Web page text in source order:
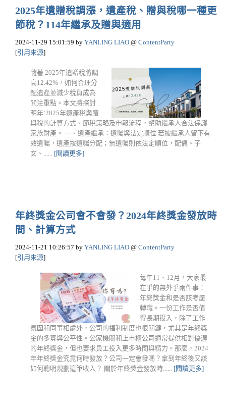
2025年遺贈稅調漲，遺產稅、贈與稅哪一種更
節稅？114年繼承及贈與適用
2024-11-29 15:01:59 by YANLING LIAO @ ContentParty
[引用來源]
隨著 2025年遺贈稅將調
高12.42%，如何合理分
配遺產並減少稅負成為
關注重點。本文將探討
明年˙2025年遺產稅與贈
與稅的計算方式、節稅策略及申報流程，幫助繼承人合法保護
家族財產。 一、遺產繼承：遺囑與法定順位 若被繼承人留下有
效遺囑，遺產按遺囑分配；無遺囑則依法定順位，配偶、子
女、...... [閱讀更多]
年終獎金公司會不會發？2024年終獎金發放時
間、計算方式
2024-11-21 10:26:57 by YANLING LIAO @ ContentParty
[引用來源]
每年11、12月，大家最
在乎的無外乎兩件事：
年終獎金和是否該考慮
轉職。一份工作是否值
得長期投入，除了工作
氛圍和同事相處外，公司的福利制度也很關鍵，尤其是年終獎
金的多寡與公平性。公家機關和上市櫃公司通常提供相對優渥
的年終獎金，但也要求員工投入更多時間與精力。那麼，2024
年年終獎金究竟何時發放？公司一定會發嗎？拿到年終後又該
如何聰明規劃這筆收入？ 關於年終獎金發放時...... [閱讀更多]